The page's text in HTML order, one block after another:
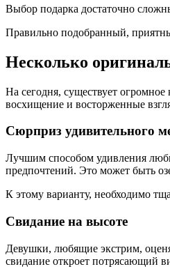
Выбор подарка достаточно
Правильно подобранный,
Несколько
На сегодня, существует
восхищение и восторженные
Сюрприз удивительного
Лучшим способом удивления
предпочтений. Это может быть
К этому варианту, необходимо
Свидание на высоте
Девушки, любящие экстрим,
свидание откроет потрясающий